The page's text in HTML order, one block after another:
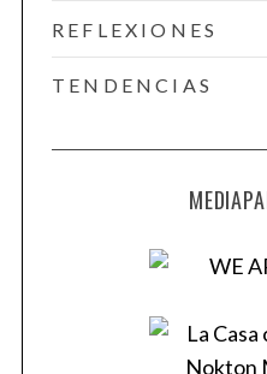
REFLEXIONES
TENDENCIAS